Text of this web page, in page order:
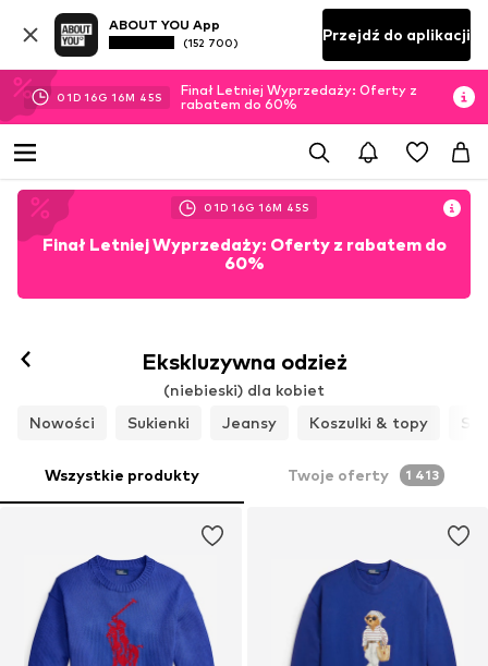
ABOUT YOU App
(152 700) Przejdź do aplikacji
01D 16G 16M 44S
Finał Letniej Wyprzedaży: Oferty z
rabatem do 60%
01D 16G 16M 44S
Finał Letniej Wyprzedaży: Oferty z rabatem do
60%
Ekskluzywna odzież
(niebieski) dla kobiet
Nowości
Sukienki Jeansy Koszulki & topy
Wszystkie produkty Twoje oferty 1 413